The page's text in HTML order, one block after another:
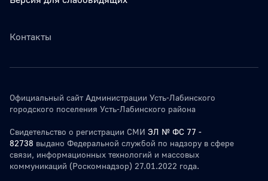
Контакты
Официальный сайт Администрации Усть-Лабинского
городского поселения Усть-Лабинского района
Свидетельство о регистрации СМИ ЭЛ № ФС 77 -
82738 выдано Федеральной службой по надзору в сфере
связи, информационных технологий и массовых
коммуникаций (Роскомнадзор) 27.01.2022 года.